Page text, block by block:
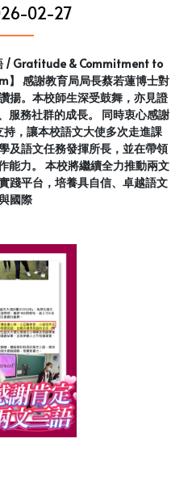
02-27
/ Gratitude & Commitment to
感謝教育局局長蔡若蓮博士對
揚。本校師生深受鼓舞，亦見證
服務社群的成長。 同時衷心感謝
，讓本校語文大使多次走進課
及語文任務發揮所長，並在帶領
能力。 本校將繼續全力推動兩文
踐平台，培養具自信、卓越語文
國際